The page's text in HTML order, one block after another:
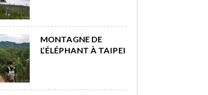
MONTAGNE DE
L’ÉLÉPHANT À TAIPEI